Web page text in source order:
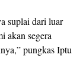
suplai dari luar
akan segera
pungkas Iptu